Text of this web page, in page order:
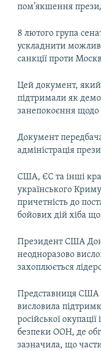
пом’якшення
8 лютого група
ускладнити
санкції проти
Цей документ, який
підтримали як
занепокоєння щодо
Документ
адміністрація
США, ЄС та інші
українського
причетність до
бойових дій хіба
Президент США
неодноразово
захоплюється
Представниця США в
висловила
російської
безпеки ООН, де
зазначила, що